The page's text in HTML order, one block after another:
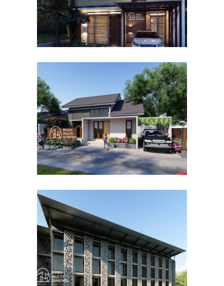
Desain Rumah Bapak Dodi di
Ciomas Bogor
DESAIN RUMAH TERBAIK
Desain Dormitory Dramaga
IPB di Kota Bogor
DESAIN BANGUNAN LAINNYA